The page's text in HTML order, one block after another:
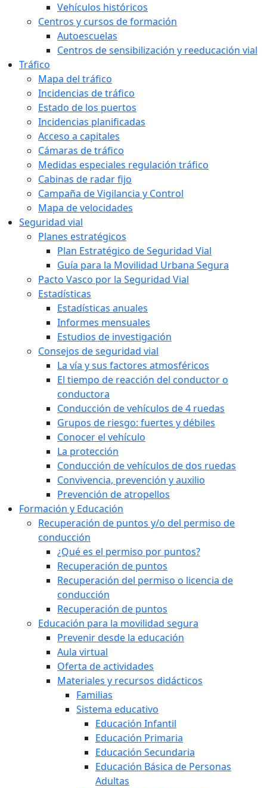
Vehículos históricos
Centros y cursos de formación
Autoescuelas
Centros de sensibilización y reeducación vial
Tráfico
Mapa del tráfico
Incidencias de tráfico
Estado de los puertos
Incidencias planificadas
Acceso a capitales
Cámaras de tráfico
Medidas especiales regulación tráfico
Cabinas de radar fijo
Campaña de Vigilancia y Control
Mapa de velocidades
Seguridad vial
Planes estratégicos
Plan Estratégico de Seguridad Vial
Guía para la Movilidad Urbana Segura
Pacto Vasco por la Seguridad Vial
Estadísticas
Estadísticas anuales
Informes mensuales
Estudios de investigación
Consejos de seguridad vial
La vía y sus factores atmosféricos
El tiempo de reacción del conductor o
conductora
Conducción de vehículos de 4 ruedas
Grupos de riesgo: fuertes y débiles
Conocer el vehículo
La protección
Conducción de vehículos de dos ruedas
Convivencia, prevención y auxilio
Prevención de atropellos
Formación y Educación
Recuperación de puntos y/o del permiso de
conducción
¿Qué es el permiso por puntos?
Recuperación de puntos
Recuperación del permiso o licencia de
conducción
Recuperación de puntos
Educación para la movilidad segura
Prevenir desde la educación
Aula virtual
Oferta de actividades
Materiales y recursos didácticos
Familias
Sistema educativo
Educación Infantil
Educación Primaria
Educación Secundaria
Educación Básica de Personas
Adultas